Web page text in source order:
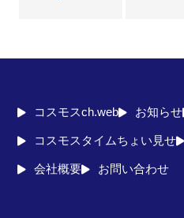
コスモスch.web お知らせ
コスモスタイムちょい見せ
会社概要 お問い合わせ